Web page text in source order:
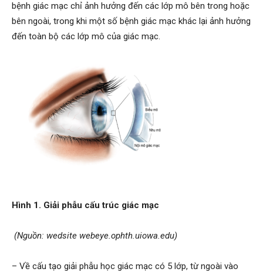
bệnh giác mạc chỉ ảnh hưởng đến các lớp mô bên trong hoặc
bên ngoài, trong khi một số bệnh giác mạc khác lại ảnh hưởng
đến toàn bộ các lớp mô của giác mạc.
Hình 1. Giải phẫu cấu trúc giác mạc
(Nguồn: wedsite webeye.ophth.uiowa.edu)
– Về cấu tạo giải phẫu học giác mạc có 5 lớp, từ ngoài vào